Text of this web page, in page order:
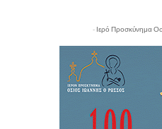
- Ιερό Προσκύνημα